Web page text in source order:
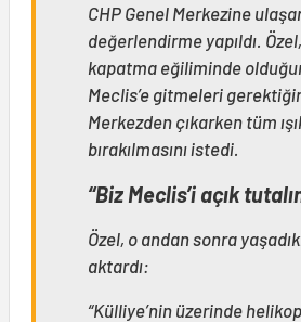
CHP Genel Merkezine
değerlendirme yapıldı.
kapatma eğiliminde
Meclis’e gitmeleri
Merkezden çıkarken tüm
bırakılmasını istedi.
“Biz Meclis’i açık
Özel, o andan sonra
aktardı:
“Külliye’nin üzerinde